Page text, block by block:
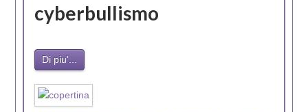
cyberbullismo
Di piu'...